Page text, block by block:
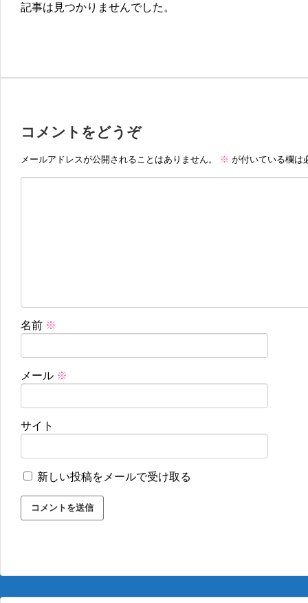
記事は見つかりませんでした。
コメントをどうぞ
メールアドレスが公開されることはありません。 ※ が付いている欄は
名前 ※
メール ※
サイト
新しい投稿をメールで受け取る